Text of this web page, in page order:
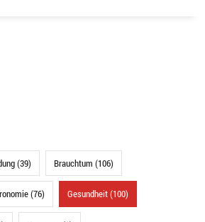
(39) Brauchtum (106)
(76) Gesundheit (100)